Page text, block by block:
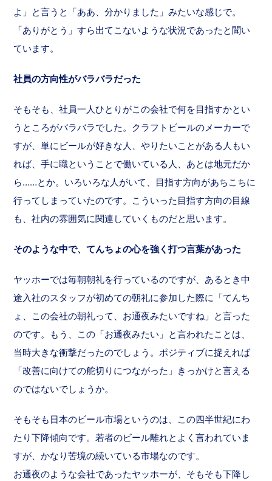
よ」と言うと「ああ、分かりました」みたいな感じで。
「ありがとう」すら出てこないような状況であったと聞い
ています。
社員の方向性がバラバラだった
そもそも、社員一人ひとりがこの会社で何を目指すかとい
うところがバラバラでした。クラフトビールのメーカーで
すが、単にビールが好きな人、やりたいことがある人もい
れば、手に職ということで働いている人、あとは地元だか
ら……とか。いろいろな人がいて、目指す方向があちこちに
行ってしまっていたのです。こういった目指す方向の目線
も、社内の雰囲気に関連していくものだと思います。
そのような中で、てんちょの心を強く打つ言葉があった
ヤッホーでは毎朝朝礼を行っているのですが、あるとき中
途入社のスタッフが初めての朝礼に参加した際に「てんち
ょ、この会社の朝礼って、お通夜みたいですね」と言った
のです。もう、この「お通夜みたい」と言われたことは、
当時大きな衝撃だったのでしょう。ポジティブに捉えれば
「改善に向けての舵切りにつながった」きっかけと言える
のではないでしょうか。
そもそも日本のビール市場というのは、この四半世紀にわ
たり下降傾向です。若者のビール離れとよく言われていま
すが、かなり苦境の続いている市場なのです。
お通夜のような会社であったヤッホーが、そもそも下降し